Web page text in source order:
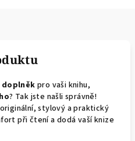
pro vaši knihu,
? Tak jste našli správně!
stylový a praktický
při čtení a dodá vaší knize